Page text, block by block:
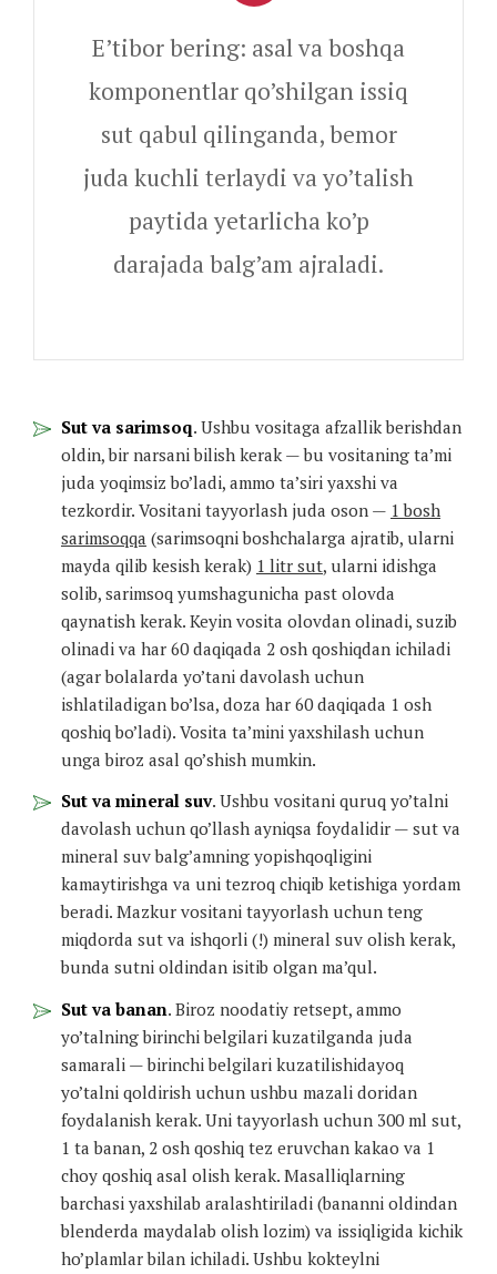
E’tibor bering: asal va boshqa
komponentlar qo’shilgan issiq
sut qabul qilinganda, bemor
juda kuchli terlaydi va yo’talish
paytida yetarlicha ko’p
darajada balg’am ajraladi.
Sut va sarimsoq. Ushbu vositaga afzallik berishdan
oldin, bir narsani bilish kerak — bu vositaning ta’mi
juda yoqimsiz bo’ladi, ammo ta’siri yaxshi va
tezkordir. Vositani tayyorlash juda oson — 1 bosh
sarimsoqqa (sarimsoqni boshchalarga ajratib, ularni
mayda qilib kesish kerak) 1 litr sut, ularni idishga
solib, sarimsoq yumshagunicha past olovda
qaynatish kerak. Keyin vosita olovdan olinadi, suzib
olinadi va har 60 daqiqada 2 osh qoshiqdan ichiladi
(agar bolalarda yo’tani davolash uchun
ishlatiladigan bo’lsa, doza har 60 daqiqada 1 osh
qoshiq bo’ladi). Vosita ta’mini yaxshilash uchun
unga biroz asal qo’shish mumkin.
Sut va mineral suv. Ushbu vositani quruq yo’talni
davolash uchun qo’llash ayniqsa foydalidir — sut va
mineral suv balg’amning yopishqoqligini
kamaytirishga va uni tezroq chiqib ketishiga yordam
beradi. Mazkur vositani tayyorlash uchun teng
miqdorda sut va ishqorli (!) mineral suv olish kerak,
bunda sutni oldindan isitib olgan ma’qul.
Sut va banan. Biroz noodatiy retsept, ammo
yo’talning birinchi belgilari kuzatilganda juda
samarali — birinchi belgilari kuzatilishidayoq
yo’talni qoldirish uchun ushbu mazali doridan
foydalanish kerak. Uni tayyorlash uchun 300 ml sut,
1 ta banan, 2 osh qoshiq tez eruvchan kakao va 1
choy qoshiq asal olish kerak. Masalliqlarning
barchasi yaxshilab aralashtiriladi (bananni oldindan
blenderda maydalab olish lozim) va issiqligida kichik
ho’plamlar bilan ichiladi. Ushbu kokteylni